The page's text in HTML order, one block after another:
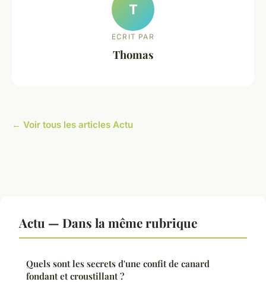
T
ECRIT PAR
Thomas
← Voir tous les articles Actu
Actu — Dans la même rubrique
Quels sont les secrets d'une confit de canard
fondant et croustillant ?